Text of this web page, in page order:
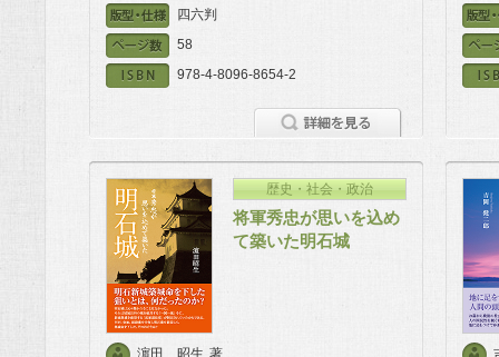
四六判
58
978-4-8096-8654-2
歴史・社会・政治
将軍秀忠が思いを込め
て築いた明石城
濵田 昭生 著